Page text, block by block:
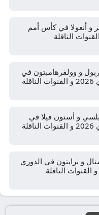
و أنغولا في كأس أمم
و وولفرهامبتون في
و أستون فيلا في
و برايتون في الدوري